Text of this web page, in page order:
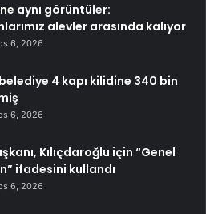
aynı görüntüler:
alevler arasında kalıyor
6, 2026
belediye 4 kapı kilidine 340 bin
6, 2026
Kılıçdaroğlu için “Genel
ifadesini kullandı
6, 2026